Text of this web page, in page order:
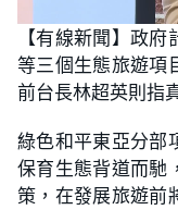
n
m
t
e
:
%
【有線新聞】政
等三個生態旅遊項
前台長林超英則指
綠色和平東亞分部
保育生態背道而馳
策，在發展旅遊前